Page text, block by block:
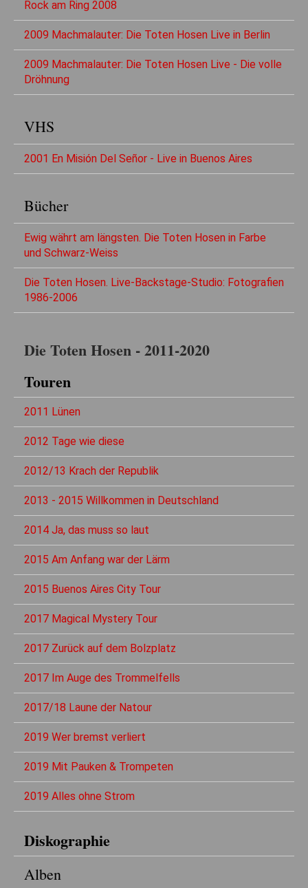
Rock am Ring 2008
2009 Machmalauter: Die Toten Hosen Live in Berlin
2009 Machmalauter: Die Toten Hosen Live - Die volle
Dröhnung
VHS
2001 En Misión Del Señor - Live in Buenos Aires
Bücher
Ewig währt am längsten. Die Toten Hosen in Farbe
und Schwarz-Weiss
Die Toten Hosen. Live-Backstage-Studio: Fotografien
1986-2006
Die Toten Hosen - 2011-2020
Touren
2011 Lünen
2012 Tage wie diese
2012/13 Krach der Republik
2013 - 2015 Willkommen in Deutschland
2014 Ja, das muss so laut
2015 Am Anfang war der Lärm
2015 Buenos Aires City Tour
2017 Magical Mystery Tour
2017 Zurück auf dem Bolzplatz
2017 Im Auge des Trommelfells
2017/18 Laune der Natour
2019 Wer bremst verliert
2019 Mit Pauken & Trompeten
2019 Alles ohne Strom
Diskographie
Alben